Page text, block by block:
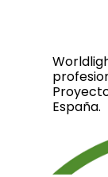
España.